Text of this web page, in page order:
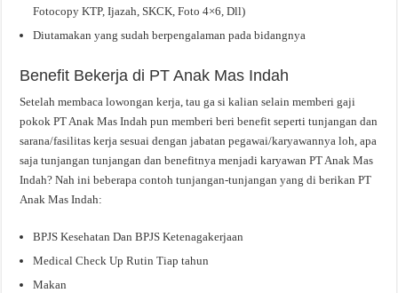
Fotocopy KTP, Ijazah, SKCK, Foto 4×6, Dll)
Diutamakan yang sudah berpengalaman pada bidangnya
Benefit Bekerja di PT Anak Mas Indah
Setelah membaca lowongan kerja, tau ga si kalian selain memberi gaji
pokok PT Anak Mas Indah pun memberi beri benefit seperti tunjangan dan
sarana/fasilitas kerja sesuai dengan jabatan pegawai/karyawannya loh, apa
saja tunjangan tunjangan dan benefitnya menjadi karyawan PT Anak Mas
Indah? Nah ini beberapa contoh tunjangan-tunjangan yang di berikan PT
Anak Mas Indah:
BPJS Kesehatan Dan BPJS Ketenagakerjaan
Medical Check Up Rutin Tiap tahun
Makan